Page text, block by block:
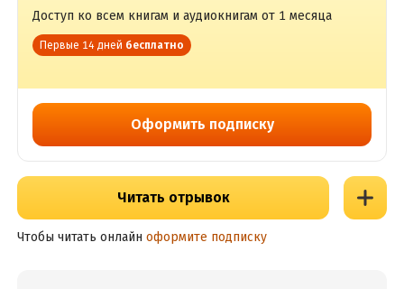
Доступ ко всем книгам и аудиокнигам от 1 месяца
Первые 14 дней бесплатно
Оформить подписку
Читать отрывок
Чтобы читать онлайн оформите подписку